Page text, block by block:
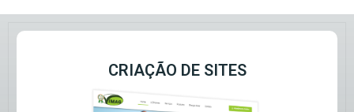
CRIAÇÃO DE SITES